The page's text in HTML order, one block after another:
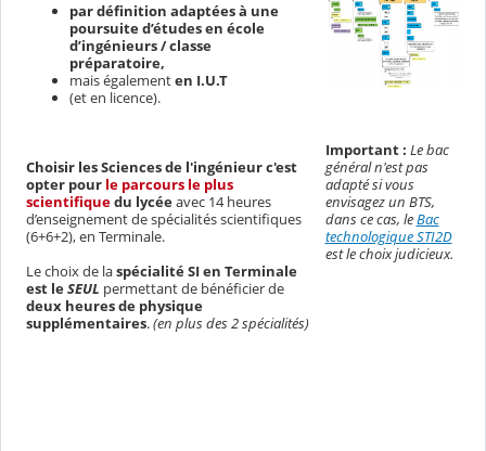
par définition adaptées à une
poursuite d’études en école
d’ingénieurs / classe
préparatoire,
mais égalementen I.U.T
(et en licence).
Choisir les Sciences de l'ingénieur c'est
opter pour le parcours le plus
scientifiquedu lycéeavec 14 heures
d’enseignement de spécialités scientifiques
(6+6+2), en Terminale.
Le choix de laspécialité SI en Terminale
est leSEUL permettant de bénéficier de
deux heures de physique
supplémentaires.(en plus des 2 spécialités)
Important : Le bac
général n'est pas
adapté si vous
envisagez un BTS,
dans ce cas, leBac
technologique STI2D
est le choix judicieux.